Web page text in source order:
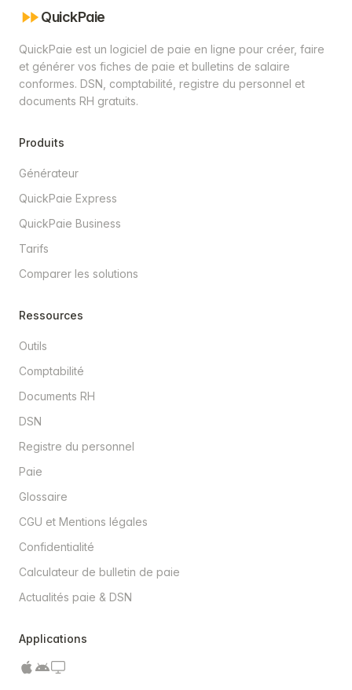
QuickPaie
QuickPaie est un logiciel de paie en ligne pour créer, faire
et générer vos fiches de paie et bulletins de salaire
conformes. DSN, comptabilité, registre du personnel et
documents RH gratuits.
Produits
Générateur
QuickPaie Express
QuickPaie Business
Tarifs
Comparer les solutions
Ressources
Outils
Comptabilité
Documents RH
DSN
Registre du personnel
Paie
Glossaire
CGU et Mentions légales
Confidentialité
Calculateur de bulletin de paie
Actualités paie & DSN
Applications